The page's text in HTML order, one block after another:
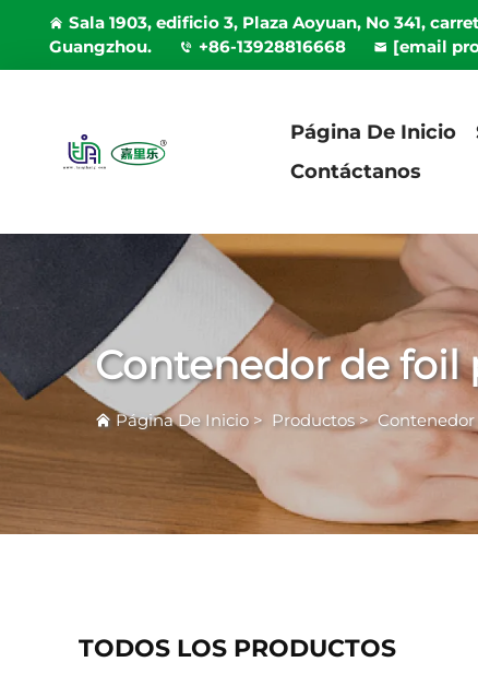
Sala 1903, edificio 3, Plaza Aoyuan, No 341,
Guangzhou.
+86-13928816668 [email
Página De Inicio
Contáctanos
Contenedor de foil
Página De Inicio > Productos>
TODOS LOS PRODUCTOS